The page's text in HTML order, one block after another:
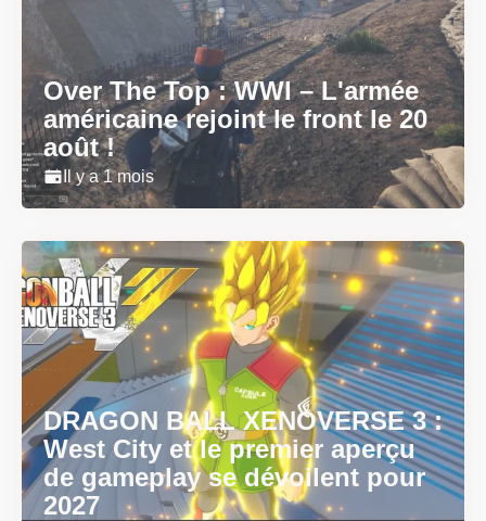
Over The Top : WWI – L'armée
américaine rejoint le front le 20
août !
Il y a 1 mois
DRAGON BALL XENOVERSE 3 :
West City et le premier aperçu
de gameplay se dévoilent pour
2027